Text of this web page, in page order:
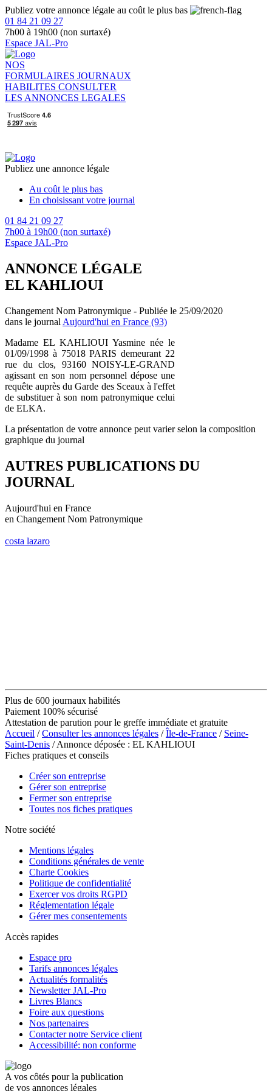
Publiez votre annonce légale au coût le plus bas
01 84 21 09 27
7h00 à 19h00 (non surtaxé)
Espace JAL-Pro
NOS
FORMULAIRES JOURNAUX
HABILITES CONSULTER
LES ANNONCES LEGALES
Publiez une annonce légale
Au coût le plus bas
En choisissant votre journal
01 84 21 09 27
7h00 à 19h00 (non surtaxé)
Espace JAL-Pro
ANNONCE LÉGALE
EL KAHLIOUI
Changement Nom Patronymique - Publiée le 25/09/2020
dans le journal Aujourd'hui en France (93)
Madame EL KAHLIOUI Yasmine née le
01/09/1998 à 75018 PARIS demeurant 22
rue du clos, 93160 NOISY-LE-GRAND
agissant en son nom personnel dépose une
requête auprès du Garde des Sceaux à l'effet
de substituer à son nom patronymique celui
de ELKA.
La présentation de votre annonce peut varier selon la composition
graphique du journal
AUTRES PUBLICATIONS DU
JOURNAL
Aujourd'hui en France
en Changement Nom Patronymique
costa lazaro
Plus de 600 journaux habilités
Paiement 100% sécurisé
Attestation de parution pour le greffe immédiate et gratuite
Accueil /Consulter les annonces légales /Île-de-France / Seine-
Saint-Denis / Annonce déposée : EL KAHLIOUI
Fiches pratiques et conseils
Créer son entreprise
Gérer son entreprise
Fermer son entreprise
Toutes nos fiches pratiques
Notre société
Mentions légales
Conditions générales de vente
Charte Cookies
Politique de confidentialité
Exercer vos droits RGPD
Réglementation légale
Gérer mes consentements
Accès rapides
Espace pro
Tarifs annonces légales
Actualités formalités
Newsletter JAL-Pro
Livres Blancs
Foire aux questions
Nos partenaires
Contacter notre Service client
Accessibilité: non conforme
A vos côtés pour la publication
de vos annonces légales